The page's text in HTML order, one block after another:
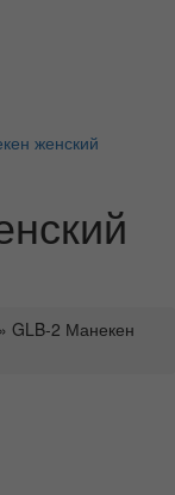
женский
» GLB-2 Манекен